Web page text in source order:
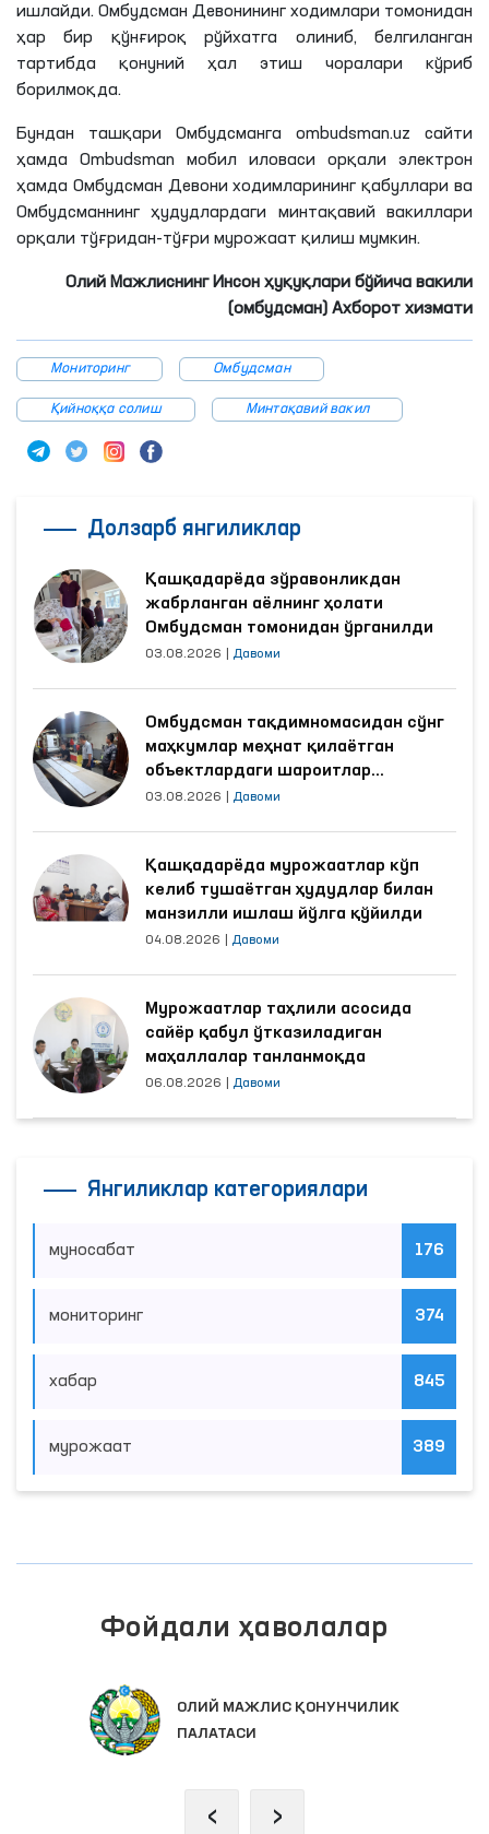
ишлайди. Омбудсман Девонининг ходимлари томонидан
ҳар бир қўнғироқ рўйхатга олиниб, белгиланган
тартибда қонуний ҳал этиш чоралари кўриб
борилмоқда.
Бундан ташқари Омбудсманга ombudsman.uz сайти
ҳамда Ombudsman мобил иловаси орқали электрон
ҳамда Омбудсман Девони ходимларининг қабуллари ва
Омбудсманнинг ҳудудлардаги минтақавий вакиллари
орқали тўғридан-тўғри мурожаат қилиш мумкин.
Олий Мажлиснинг Инсон ҳуқуқлари бўйича вакили
(омбудсман) Ахборот хизмати
Мониторинг Омбудсман
Қийноққа солиш Минтақавий вакил
Долзарб янгиликлар
Қашқадарёда зўравонликдан
жабрланган аёлнинг ҳолати
Омбудсман томонидан ўрганилди
03.08.2026 Давоми
Омбудсман тақдимномасидан сўнг
маҳкумлар меҳнат қилаётган
объектлардаги шароитлар
яхшиланди
03.08.2026 Давоми
Қашқадарёда мурожаатлар кўп
келиб тушаётган ҳудудлар билан
манзилли ишлаш йўлга қўйилди
04.08.2026 Давоми
Мурожаатлар таҳлили асосида
сайёр қабул ўтказиладиган
маҳаллалар танланмоқда
06.08.2026 Давоми
Янгиликлар категориялари
муносабат 176
мониторинг 374
хабар 845
мурожаат 389
Фойдали ҳаволалар
ОЛИЙ МАЖЛИС ҚОНУНЧИЛИК
ПАЛАТАСИ
‹ ›